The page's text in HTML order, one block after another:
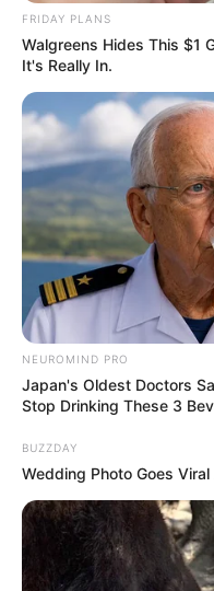
FRIDAY PLANS
Walgreens Hides This $1
It's Really In.
NEUROMIND PRO
Japan's Oldest Doctors
Stop Drinking These 3
BUZZDAY
Wedding Photo Goes